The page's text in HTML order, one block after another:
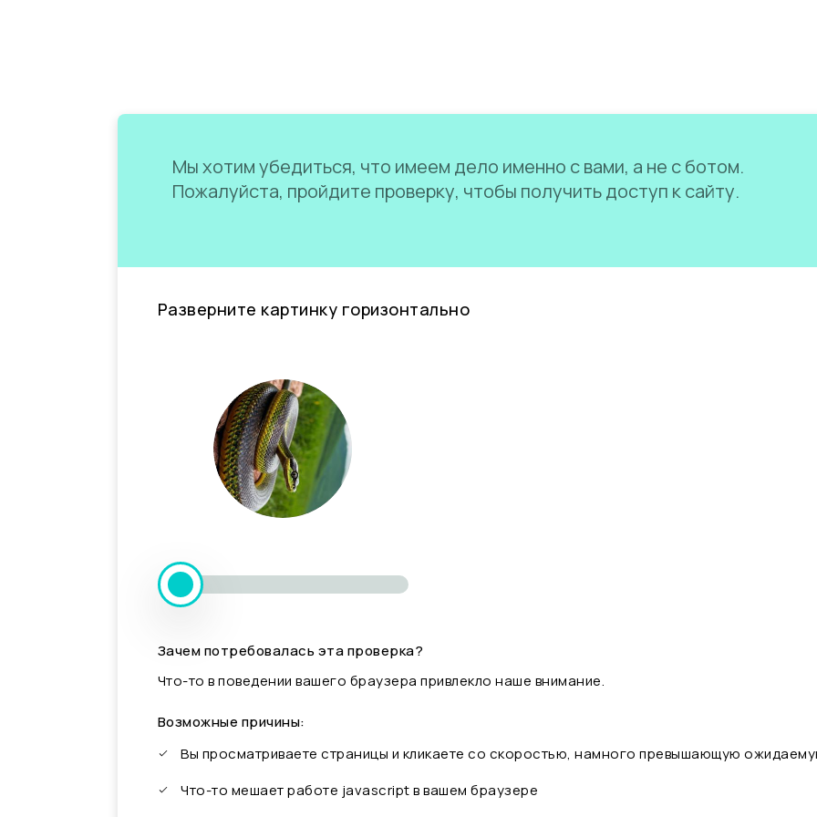
Мы хотим убедиться, что имеем дело именно с вами, а не с ботом.
Пожалуйста, пройдите проверку, чтобы получить доступ к сайту.
Разверните картинку горизонтально
Зачем потребовалась эта проверка?
Что-то в поведении вашего браузера привлекло наше внимание.
Возможные причины:
Вы просматриваете страницы и кликаете со скоростью, намного превышающую
Что-то мешает работе javascript в вашем браузере